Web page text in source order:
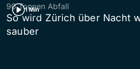
1 Min
90 Tonnen Abfall
So wird Zürich über Nacht
sauber